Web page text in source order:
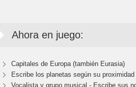
Ahora en juego:
Capitales de Europa (también Eurasia)
Escribe los planetas según su proximidad
Vocalista y grupo musical - Escribe sus